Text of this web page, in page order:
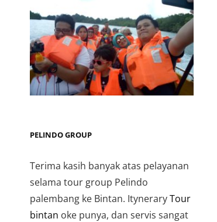
PELINDO GROUP
Terima kasih banyak atas pelayanan
selama tour group Pelindo
palembang ke Bintan. ItyneraryTour
bintan oke punya, dan servis sangat